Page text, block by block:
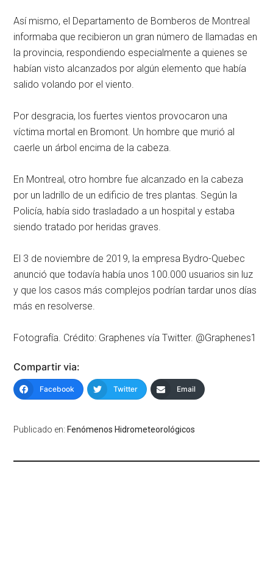
Así mismo, el Departamento de Bomberos de Montreal
informaba que recibieron un gran número de llamadas en
la provincia, respondiendo especialmente a quienes se
habían visto alcanzados por algún elemento que había
salido volando por el viento.
Por desgracia, los fuertes vientos provocaron una
víctima mortal en Bromont. Un hombre que murió al
caerle un árbol encima de la cabeza.
En Montreal, otro hombre fue alcanzado en la cabeza
por un ladrillo de un edificio de tres plantas. Según la
Policía, había sido trasladado a un hospital y estaba
siendo tratado por heridas graves.
El 3 de noviembre de 2019, la empresa Bydro-Quebec
anunció que todavía había unos 100.000 usuarios sin luz
y que los casos más complejos podrían tardar unos días
más en resolverse.
Fotografía. Crédito: Graphenes vía Twitter. @Graphenes1
Compartir via:
Facebook Twitter Email
Publicado en: Fenómenos Hidrometeorológicos